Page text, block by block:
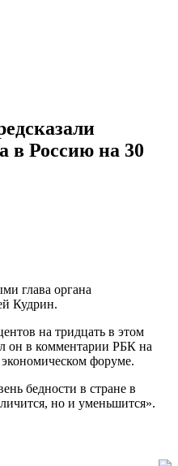
в Россию на 30
глава органа
Кудрин.
на тридцать в этом
он в комментарии РБК на
форуме.
бедности в стране в
но и уменьшится».